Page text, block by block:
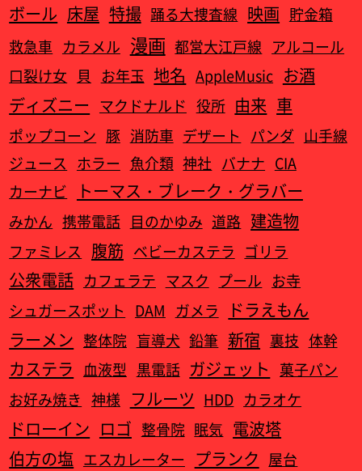
ボール 床屋 特撮 踊る大捜査線 映画 貯金箱
救急車 カラメル 漫画 都営大江戸線 アルコール
口裂け女 貝 お年玉 地名 AppleMusic お酒
ディズニー マクドナルド 役所 由来 車
ポップコーン 豚 消防車 デザート パンダ 山手線
ジュース ホラー 魚介類 神社 バナナ CIA
カーナビ
トーマス・ブレーク・グラバー
みかん 携帯電話 目のかゆみ 道路 建造物
ファミレス 腹筋 ベビーカステラ ゴリラ
公衆電話 カフェラテ マスク プール お寺
シュガースポット
DAM ガメラ
ドラえもん
ラーメン 整体院 盲導犬 鉛筆 新宿 裏技 体幹
カステラ 血液型 黒電話 ガジェット
菓子パン
お好み焼き 神様 フルーツ HDD カラオケ
ドローイン ロゴ 整骨院 眠気 電波塔
伯方の塩 エスカレーター プランク 屋台